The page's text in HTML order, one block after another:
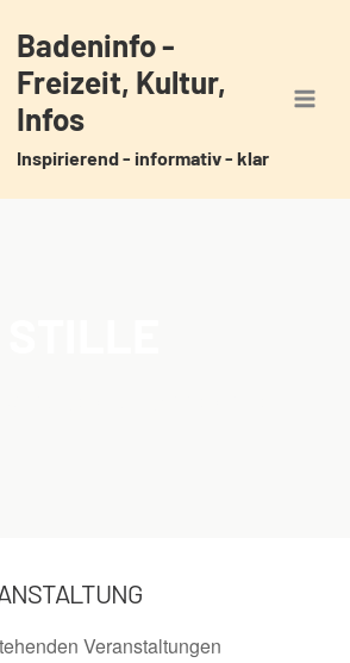
Badeninfo -
Freizeit, Kultur,
Infos
Inspirierend - informativ - klar
Veranstaltungen